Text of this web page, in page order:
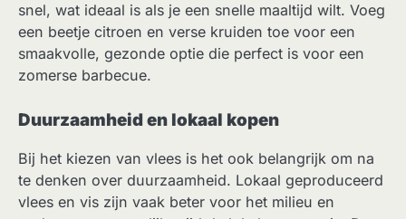
snel, wat ideaal is als je een snelle maaltijd wilt. Voeg
een beetje citroen en verse kruiden toe voor een
smaakvolle, gezonde optie die perfect is voor een
zomerse barbecue.
Duurzaamheid en lokaal kopen
Bij het kiezen van vlees is het ook belangrijk om na
te denken over duurzaamheid. Lokaal geproduceerd
vlees en vis zijn vaak beter voor het milieu en